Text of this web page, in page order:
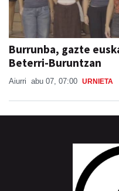
Burrunba, gazte
Beterri-Buruntzan
Aiurri abu 07, 07:00 URNIETA